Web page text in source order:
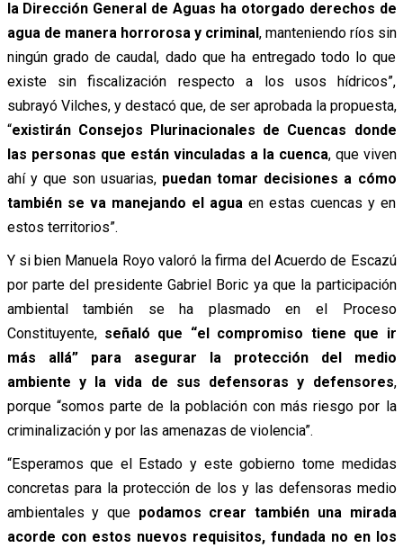
la Dirección General de Aguas ha otorgado derechos de
agua de manera horrorosa y criminal, manteniendo ríos sin
ningún grado de caudal, dado que ha entregado todo lo que
existe sin fiscalización respecto a los usos hídricos”,
subrayó Vilches, y destacó que, de ser aprobada la propuesta,
“existirán Consejos Plurinacionales de Cuencas donde
las personas que están vinculadas a la cuenca, que viven
ahí y que son usuarias, puedan tomar decisiones a cómo
también se va manejando el agua en estas cuencas y en
estos territorios”.
Y si bien Manuela Royo valoró la firma del Acuerdo de Escazú
por parte del presidente Gabriel Boric ya que la participación
ambiental también se ha plasmado en el Proceso
Constituyente, señaló que “el compromiso tiene que ir
más allá” para asegurar la protección del medio
ambiente y la vida de sus defensoras y defensores,
porque “somos parte de la población con más riesgo por la
criminalización y por las amenazas de violencia”.
“Esperamos que el Estado y este gobierno tome medidas
concretas para la protección de los y las defensoras medio
ambientales y que podamos crear también una mirada
acorde con estos nuevos requisitos, fundada no en los